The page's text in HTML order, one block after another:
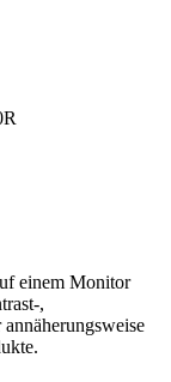
einem Monitor
,